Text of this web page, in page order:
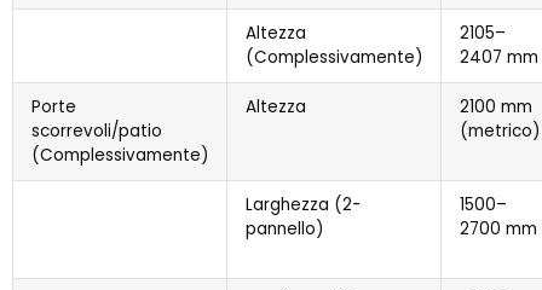
Altezza
(Complessivamente)
2105–
2407 mm
Porte
scorrevoli/patio
(Complessivamente)
Altezza
2100 mm
(metrico)
Larghezza (2-
pannello)
1500–
2700 mm